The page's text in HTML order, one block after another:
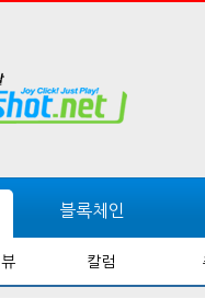
블록체인
칼럼